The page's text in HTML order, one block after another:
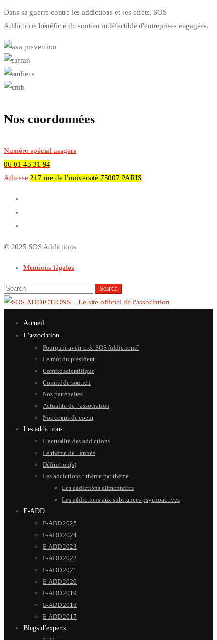
Dans sa guerre contre les addictions et ses effets, SOS
Addictions bénéficie du soutien indéfectible d'entreprises engagées.
Nos coordonnées
Numéro spécial usagers
06 01 43 31 94
Adresse 217 rue de l’université 75007 PARIS
© 2025 SOS Addictions
Mentions légales
Search
for:
Search
Accueil
L’association
Pourquoi avoir créé SOS Addictions?
Le mot du président
Comité scientifique
Comité de soutien
Nos partenaires
Actualité de l’association
Nos coups de coeur
Les addictions
L’actualité des addictions
Le thème de l’année
Définition(s)
Les addictions : thème par thème
Les addictions alimentaires
Les addictions aux substances psychoactives
E-ADD
E-ADD 2025
E-ADD 2024
E-ADD 2023
E-ADD 2022
E-ADD 2021
E-ADD 2020
E-ADD 2019
E-ADD 2018
E-ADD 2017
Blogs d’experts